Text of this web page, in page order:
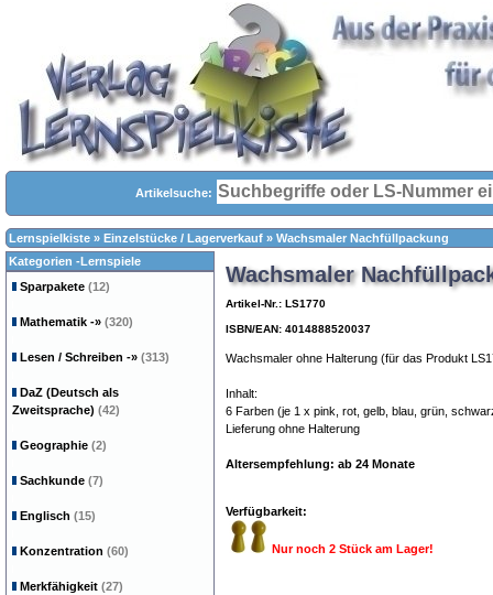
Artikelsuche:
Lernspielkiste » Einzelstücke / Lagerverkauf » Wachsmaler Nachfüllpackung
Wachsmaler
Artikel-Nr.: LS1770
ISBN/EAN: 4014888520037
Wachsmaler ohne Halterung (für das Produkt
Inhalt:
6 Farben (je 1 x pink, rot, gelb, blau, grün,
Lieferung ohne Halterung
Altersempfehlung: ab 24 Monate
Verfügbarkeit:
Nur noch 2 Stück am Lager!
Kategorien -Lernspiele
Sparpakete (12)
Mathematik -» (320)
Lesen / Schreiben -» (313)
DaZ (Deutsch als
Zweitsprache) (42)
Geographie (2)
Sachkunde (7)
Englisch (15)
Konzentration (60)
Merkfähigkeit (27)